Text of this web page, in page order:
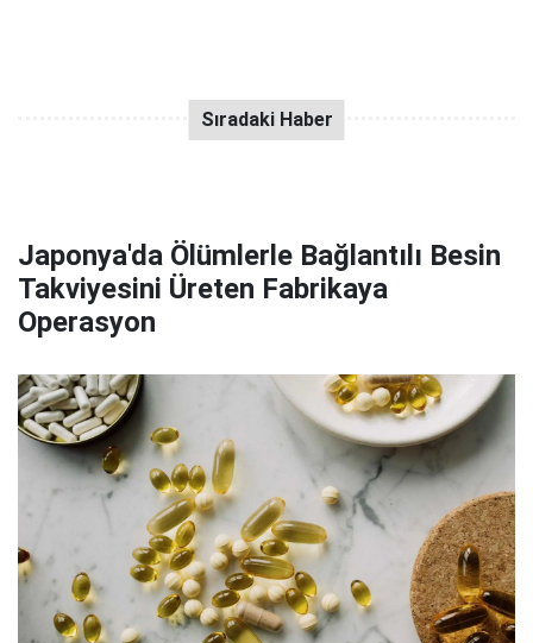
Japonya'da Ölümlerle Bağlantılı Besin
Takviyesini Üreten Fabrikaya
Operasyon